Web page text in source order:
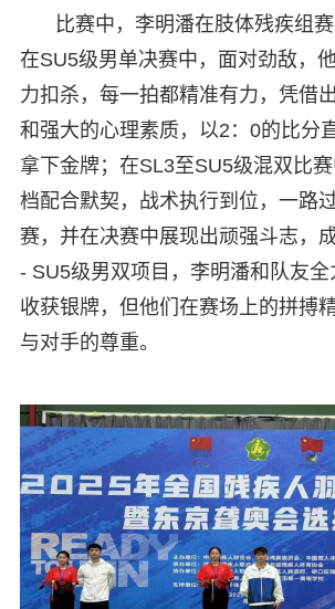
比赛中，李明潘在肢体残疾组赛
在SU5级男单决赛中，面对劲敌，
力扣杀，每一拍都精准有力，凭借
和强大的心理素质，以2：0的比分
拿下金牌；在SL3至SU5级混双比
档配合默契，战术执行到位，一路
赛，并在决赛中展现出顽强斗志，
- SU5级男双项目，李明潘和队友
收获银牌，但他们在赛场上的拼搏
与对手的尊重。